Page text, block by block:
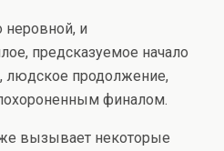
неровной, и
предсказуемое начало
людское продолжение,
финалом.
вызывает некоторые